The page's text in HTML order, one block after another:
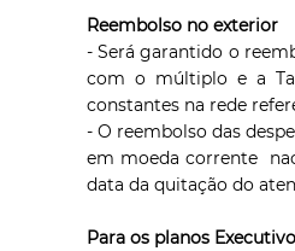
Reembolso no exterior
- Será garantido o
com o múltiplo e a
constantes na rede
- O reembolso das
em moeda corrente
data da quitação do
Para os planos Executivo